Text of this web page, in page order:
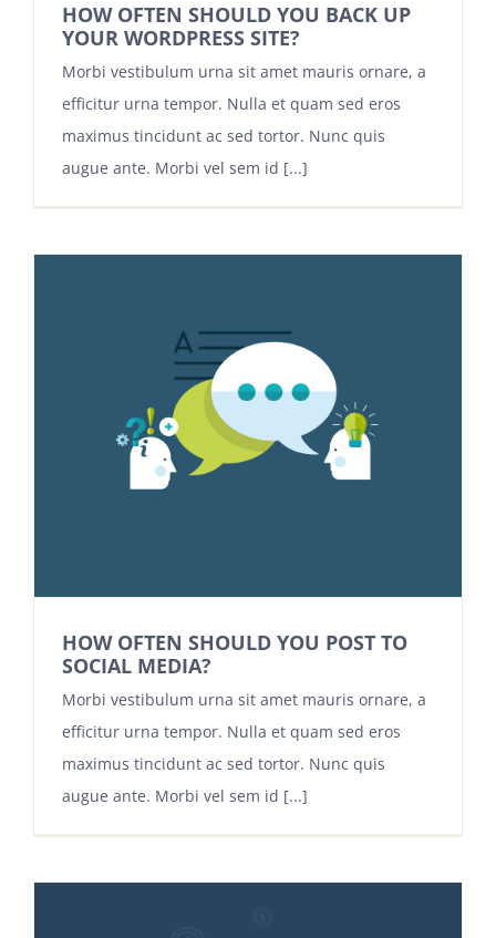
HOW OFTEN SHOULD YOU BACK UP
YOUR WORDPRESS SITE?
Morbi vestibulum urna sit amet mauris ornare, a
efficitur urna tempor. Nulla et quam sed eros
maximus tincidunt ac sed tortor. Nunc quis
augue ante. Morbi vel sem id [...]
HOW OFTEN SHOULD YOU POST TO
SOCIAL MEDIA?
Morbi vestibulum urna sit amet mauris ornare, a
efficitur urna tempor. Nulla et quam sed eros
maximus tincidunt ac sed tortor. Nunc quis
augue ante. Morbi vel sem id [...]